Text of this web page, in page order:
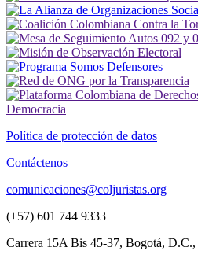
Política de protección de datos
Contáctenos
comunicaciones@coljuristas.org
(+57) 601 744 9333
Carrera 15A Bis 45-37, Bogotá,